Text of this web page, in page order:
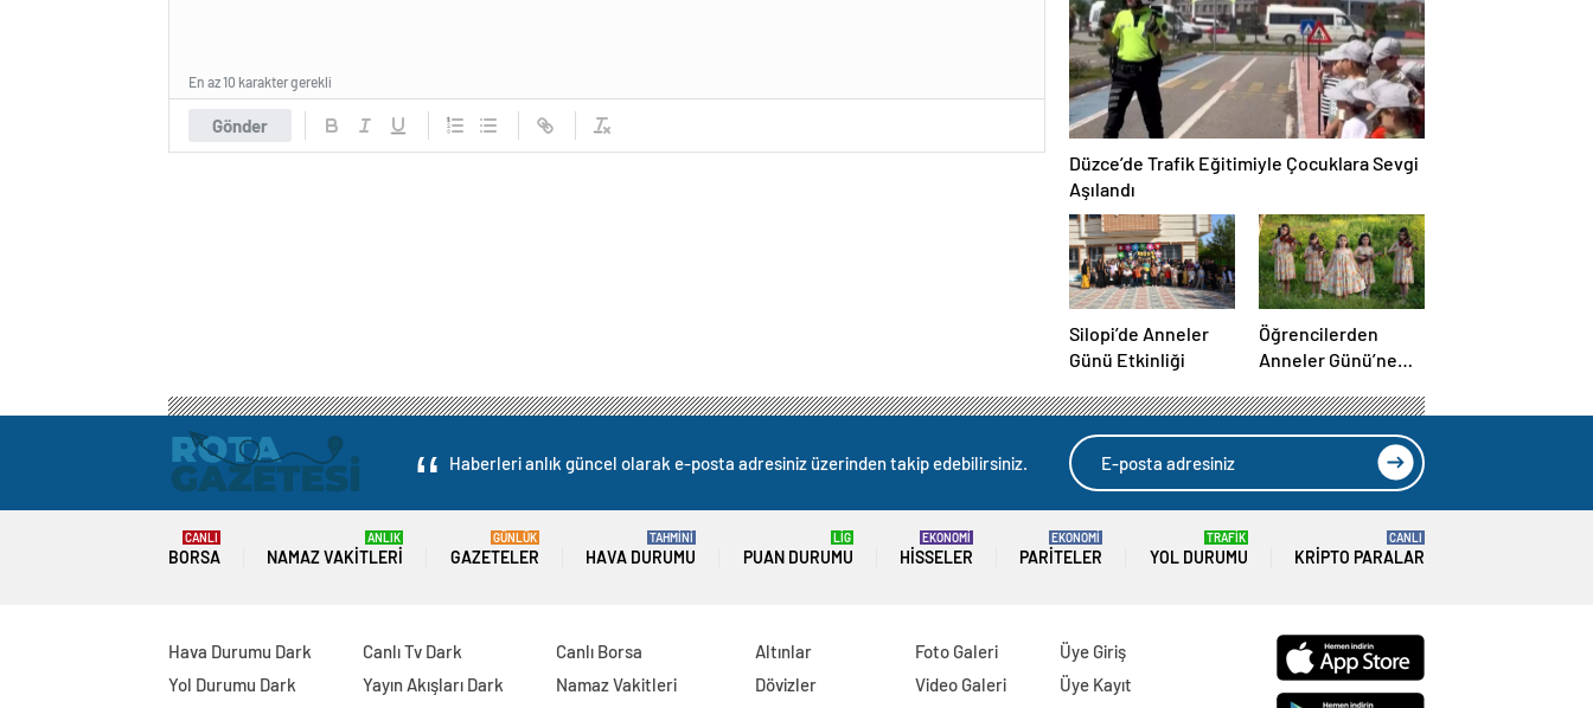
Gönder
En az 10 karakter gerekli
Düzce’de Trafik Eğitimiyle Çocuklara Sevgi
Aşılandı
Silopi’de Anneler
Günü Etkinliği
Öğrencilerden
Anneler Günü’ne
Haberleri anlık güncel olarak e-posta adresiniz üzerinden takip edebilirsiniz.
BORSA
CANLI
NAMAZ VAKITLERI
ANLIK
GAZETELER
GÜNLÜK
HAVA DURUMU
TAHMİNİ
PUAN DURUMU
LİG
HISSELER
EKONOMİ
PARITELER
EKONOMİ
YOL DURUMU
TRAFİK
KRIPTO PARALAR
CANLI
Hava Durumu Dark
Yol Durumu Dark
Canlı Tv Dark
Yayın Akışları Dark
Canlı Borsa
Namaz Vakitleri
Altınlar
Dövizler
Foto Galeri
Video Galeri
Üye Giriş
Üye Kayıt